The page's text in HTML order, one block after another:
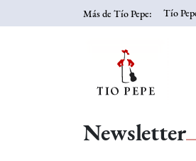
to
Más de Tío Pepe: Tío
Newsletter